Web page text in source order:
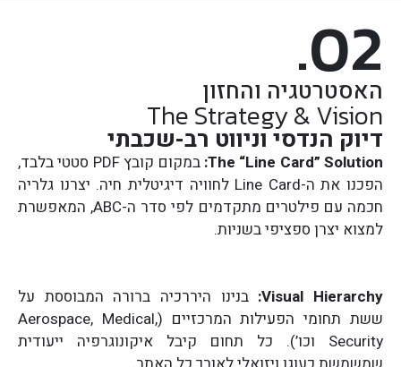
.02
האסטרטגיה והחזון
The Strategy & Vision
דיוק הנדסי וניווט רב-שכבתי
The “Line Card” Solution:
במקום קובץ PDF סטטי בלבד,
הפכנו את ה-Line Card לחוויה דיגיטלית חיה. יצרנו גלריה
חכמה עם פילטרים מתקדמים לפי סדר ה-ABC, המאפשרת
למצוא יצרן ספציפי בשניות.
Visual Hierarchy: בנינו היררכיה ברורה המבוססת על
ששת תחומי הפעילות המרכזיים (Aerospace, Medical,
Security וכו’). כל תחום קיבל איקונוגרפיה ייעודית